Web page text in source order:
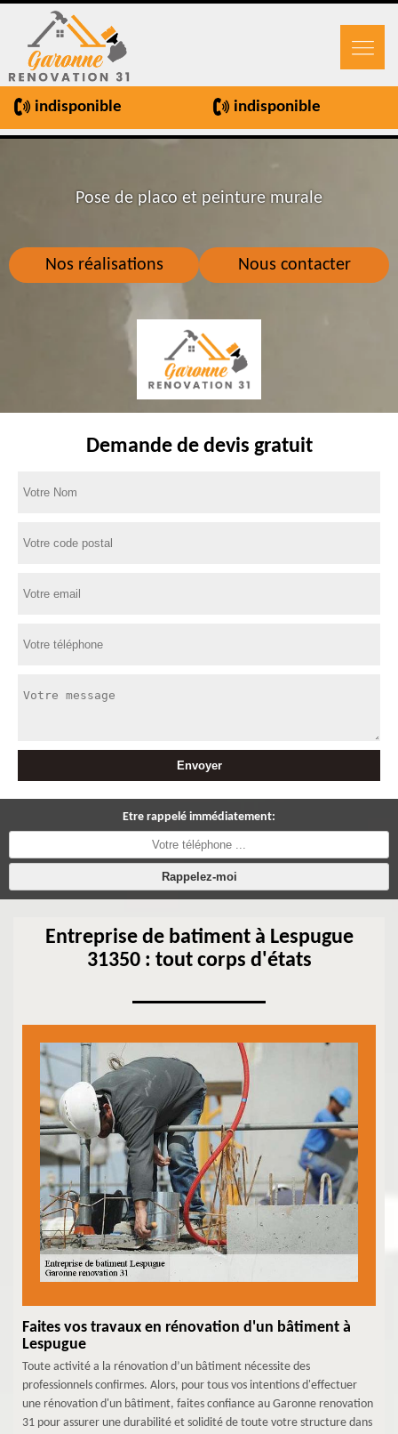
indisponible indisponible
Nos réalisations Nous contacter
Pose de placo et peinture murale
Demande de devis gratuit
Etre rappelé immédiatement:
Entreprise de batiment à Lespugue
31350 : tout corps d'états
Faites vos travaux en rénovation d'un bâtiment à
Lespugue
Toute activité a la rénovation d’un bâtiment nécessite des
professionnels confirmes. Alors, pour tous vos intentions d'effectuer
une rénovation d'un bâtiment, faites confiance au Garonne renovation
31 pour assurer une durabilité et solidité de toute votre structure dans